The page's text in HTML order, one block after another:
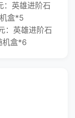
英雄进阶石
盒*5
英雄进阶石
机盒*6